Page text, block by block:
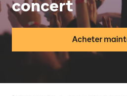
concert
Acheter